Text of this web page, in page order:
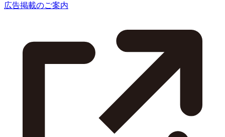
広告掲載のご案内